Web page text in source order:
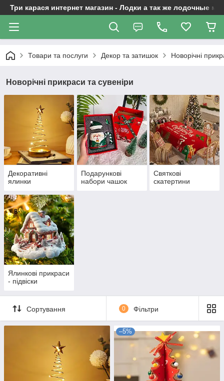
Три карася интернет магазин - Лодки а так же лодочные
Товари та послуги Декор та затишок Новорічні
Новорічні прикраси та сувеніри
Декоративні
ялинки
Подарункові
набори чашок
Святкові
скатертини
Ялинкові прикраси
- підвіски
Сортування 0 Фільтри
–5%